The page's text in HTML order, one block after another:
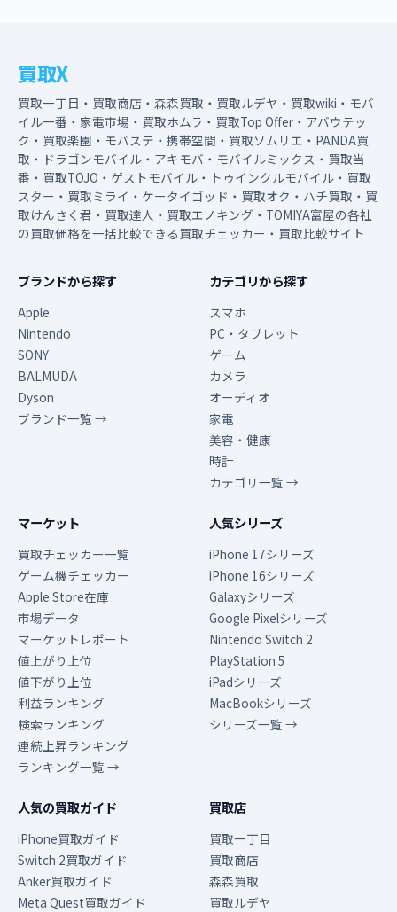
買取X
買取一丁目・買取商店・森森買取・買取ルデヤ・買取wiki・モバ
イル一番・家電市場・買取ホムラ・買取Top Offer・アバウテッ
ク・買取楽園・モバステ・携帯空間・買取ソムリエ・PANDA買
取・ドラゴンモバイル・アキモバ・モバイルミックス・買取当
番・買取TOJO・ゲストモバイル・トゥインクルモバイル・買取
スター・買取ミライ・ケータイゴッド・買取オク・ハチ買取・買
取けんさく君・買取達人・買取エノキング・TOMIYA富屋の各社
の買取価格を一括比較できる買取チェッカー・買取比較サイト
ブランドから探す
Apple
Nintendo
SONY
BALMUDA
Dyson
ブランド一覧 →
カテゴリから探す
スマホ
PC・タブレット
ゲーム
カメラ
オーディオ
家電
美容・健康
時計
カテゴリ一覧 →
マーケット
買取チェッカー一覧
ゲーム機チェッカー
Apple Store在庫
市場データ
マーケットレポート
値上がり上位
値下がり上位
利益ランキング
検索ランキング
連続上昇ランキング
ランキング一覧 →
人気シリーズ
iPhone 17シリーズ
iPhone 16シリーズ
Galaxyシリーズ
Google Pixelシリーズ
Nintendo Switch 2
PlayStation 5
iPadシリーズ
MacBookシリーズ
シリーズ一覧 →
人気の買取ガイド
iPhone買取ガイド
Switch 2買取ガイド
Anker買取ガイド
Meta Quest買取ガイド
買取店
買取一丁目
買取商店
森森買取
買取ルデヤ